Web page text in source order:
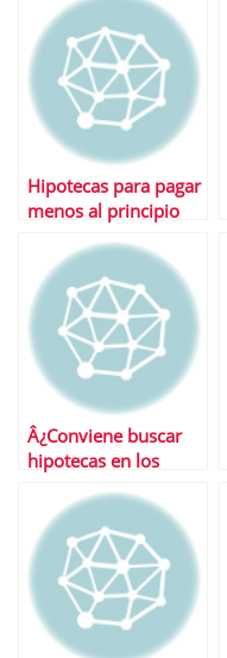
Hipotecas para pagar
menos al principio
Â¿Conviene buscar
hipotecas en los
inmobiliarios?